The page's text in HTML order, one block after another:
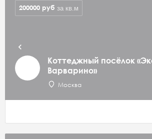
Коттеджный посёлок
Варварино»
Москва
200000 руб за кв.м